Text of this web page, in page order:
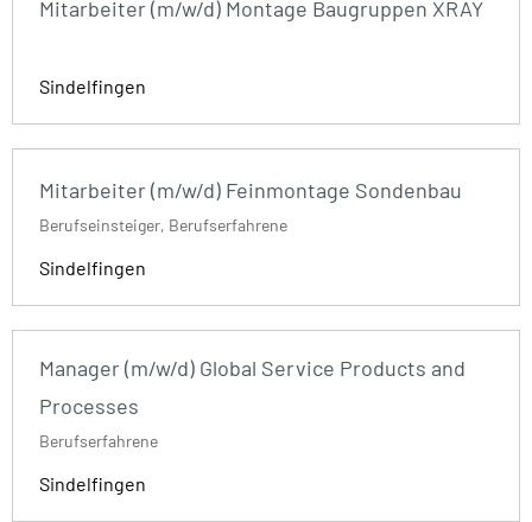
Mitarbeiter (m/w/d) Montage Baugruppen XRAY
Sindelfingen
Mitarbeiter (m/w/d) Feinmontage Sondenbau
Berufseinsteiger, Berufserfahrene
Sindelfingen
Manager (m/w/d) Global Service Products and
Processes
Berufserfahrene
Sindelfingen